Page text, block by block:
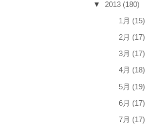
2013 (180)
1月 (15)
2月 (17)
3月 (17)
4月 (18)
5月 (19)
6月 (17)
7月 (17)